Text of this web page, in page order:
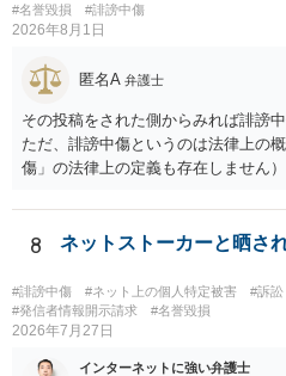
がある場合を除いて第三者へ情報開
め、口外禁止条項によって自らを縛
（例えば弁護団事件でマスコミ等へ
は、口外禁止の範囲を特定・限定す
が、個人間の紛争で、合意後もみだ
自体が異常事態であって、相手方へ
設定しておく方が望ましい場合が多
口外禁止条項は、違反した際の違約
効果を発揮するといえます）。
#名誉毀損 #誹謗中傷
2026年8月1日
匿名A 弁護士
その投稿をされた側からみれば誹謗
ただ、誹謗中傷というのは法律上の
傷」の法律上の定義も存在しません
認められるわけではありません。 ご
では、相手にとって不愉快かもしれ
るとは言い難く、発信者情報開示請
われますが、実際の投稿内容を確認
で、ご不安であれば、弁護士へ直接
いと思います。
8 ネットストーカーと晒さ
#誹謗中傷 #ネット上の個人特定被害 #訴
#発信者情報開示請求
#名誉毀損
2026年7月27日
インターネットに強い弁護士